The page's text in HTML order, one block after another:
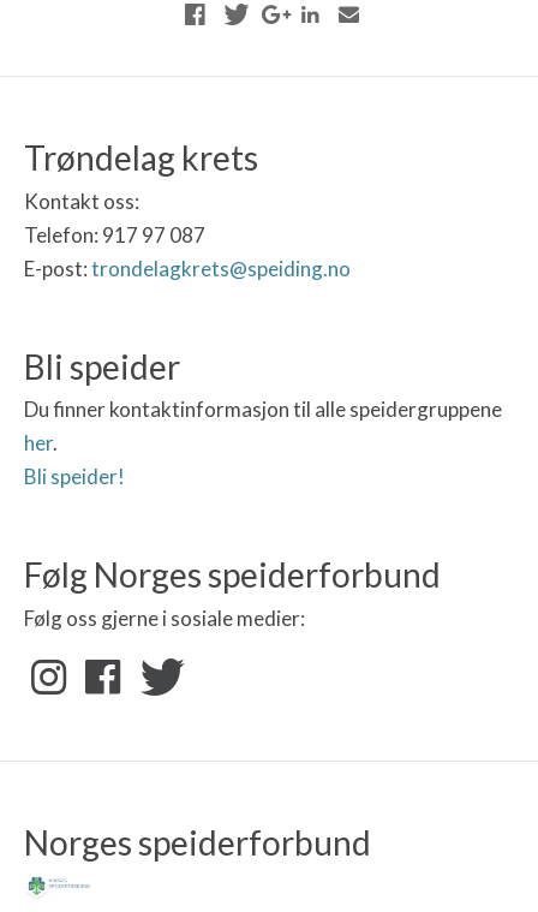
Trøndelag krets
Kontakt oss:
Telefon: 917 97 087
E-post:trondelagkrets@speiding.no
Bli speider
Du finner kontaktinformasjon til alle speidergruppene
her.
Bli speider!
Følg Norges speiderforbund
Følg oss gjerne i sosiale medier:
Norges speiderforbund